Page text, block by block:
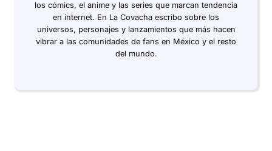
los cómics, el anime y las series que marcan tendencia
en internet. En La Covacha escribo sobre los
universos, personajes y lanzamientos que más hacen
vibrar a las comunidades de fans en México y el resto
del mundo.